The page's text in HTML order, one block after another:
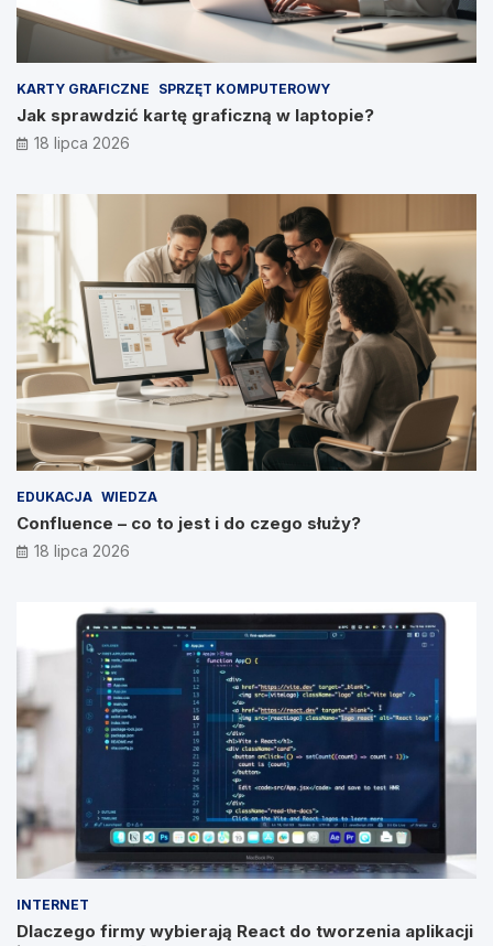
KARTY GRAFICZNE SPRZĘT KOMPUTEROWY
Jak sprawdzić kartę graficzną w laptopie?
18 lipca 2026
EDUKACJA WIEDZA
Confluence – co to jest i do czego służy?
18 lipca 2026
INTERNET
Dlaczego firmy wybierają React do tworzenia aplikacji